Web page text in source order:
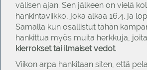
välisen ajan. Sen jälkeen on vielä
hankintaviikko, joka alkaa 16.4. ja
Samalla kun osallistut tähän
hankittua myös muita herkkuja,
kierrokset tai ilmaiset vedot.
Viikon arpa hankitaan siten, että